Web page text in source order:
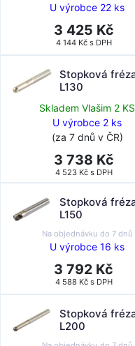
U výrobce 22 ks
3 425 Kč
4 144 Kč s DPH
Stopková
L130
Skladem Vlašim 2 KS
U výrobce 2 ks
(za 7 dnů v ČR)
3 738 Kč
4 523 Kč s DPH
Stopková
L150
Na objednávku do 7 dnů
U výrobce 16 ks
3 792 Kč
4 588 Kč s DPH
Stopková
L200